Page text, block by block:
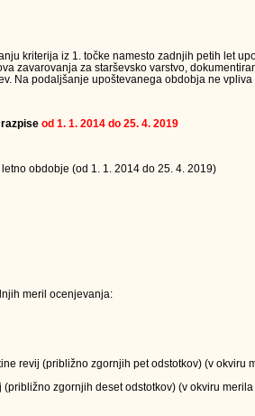
kriterija iz 1. točke namesto zadnjih petih let
za starševsko varstvo,
podaljšanje upoštevanega obdobja ne
od 1. 1. 2014 do 25. 4. 2019
obdobje (od 1. 1. 2014 do 25. 4. 2019)
meril ocenjevanja:
revij (približno zgornjih pet odstotkov) (v
zgornjih deset odstotkov) (v okviru merila